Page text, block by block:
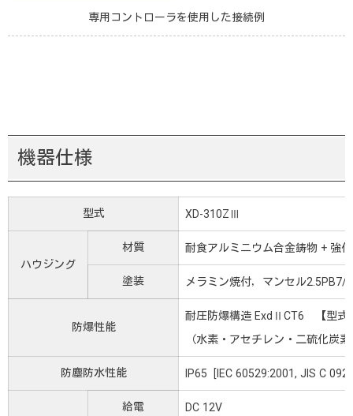
専用コントローラを使用した接続例
機器仕様
型式 XD-310ZⅢ
ハウジング
材質 耐食アルミニウム合金鋳物 + 強
塗装 メラミン焼付，マンセル
防爆性能
耐圧防爆構造 ExdⅡCT6 【型式
（水素・アセチレン・二硫化炭
防塵防水性能 IP65 [IEC 60529:2001, JIS C
給電 DC 12V